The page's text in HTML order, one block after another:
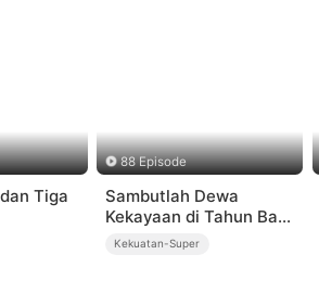
Tiga
88 Episode
Sambutlah Dewa
Kekayaan di Tahun Baru
(Sulih Suara)
Kekuatan-Super